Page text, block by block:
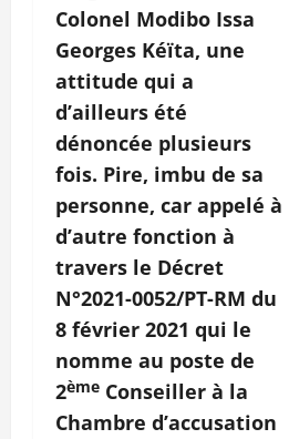
Colonel Modibo Issa
Georges Kéïta, une
attitude qui a
d’ailleurs été
dénoncée plusieurs
fois. Pire, imbu de sa
personne, car appelé à
d’autre fonction à
travers le Décret
N°2021-0052/PT-RM du
8 février 2021 qui le
nomme au poste de
2ème Conseiller à la
Chambre d’accusation